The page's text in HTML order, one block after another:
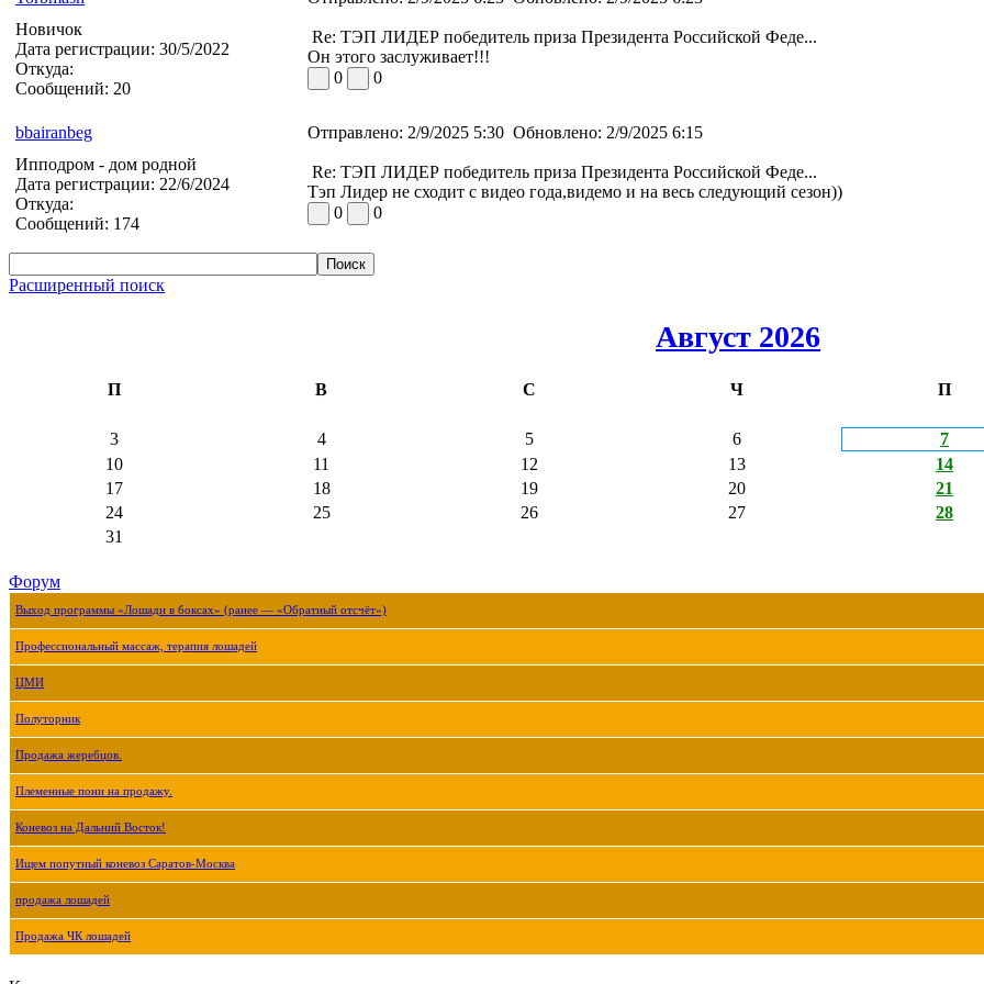
Новичок
Дата регистрации: 30/5/2022
Откуда:
Сообщений: 20
Re: ТЭП ЛИДЕР победитель приза Президента Российской Феде...
Он этого заслуживает!!!
0
0
bbairanbeg Отправлено: 2/9/2025 5:30 Обновлено: 2/9/2025 6:15
Ипподром - дом родной
Дата регистрации: 22/6/2024
Откуда:
Сообщений: 174
Re: ТЭП ЛИДЕР победитель приза Президента Российской Феде...
Тэп Лидер не сходит с видео года,видемо и на весь следующий сезон))
0
0
Расширенный поиск
Август 2026
П В С Ч П
3
4 5 6 7
10
11 12 13 14
17
18 19 20 21
24
25 26 27 28
31
Форум
Выход программы «Лошади в боксах» (ранее — «Обратный отсчёт»)
Профессиональный массаж, терапия лошадей
ЦМИ
Полуторник
Продажа жеребцов.
Племенные пони на продажу.
Коневоз на Дальний Восток!
Ищем попутный коневоз Саратов-Москва
продажа лошадей
Продажа ЧК лошадей